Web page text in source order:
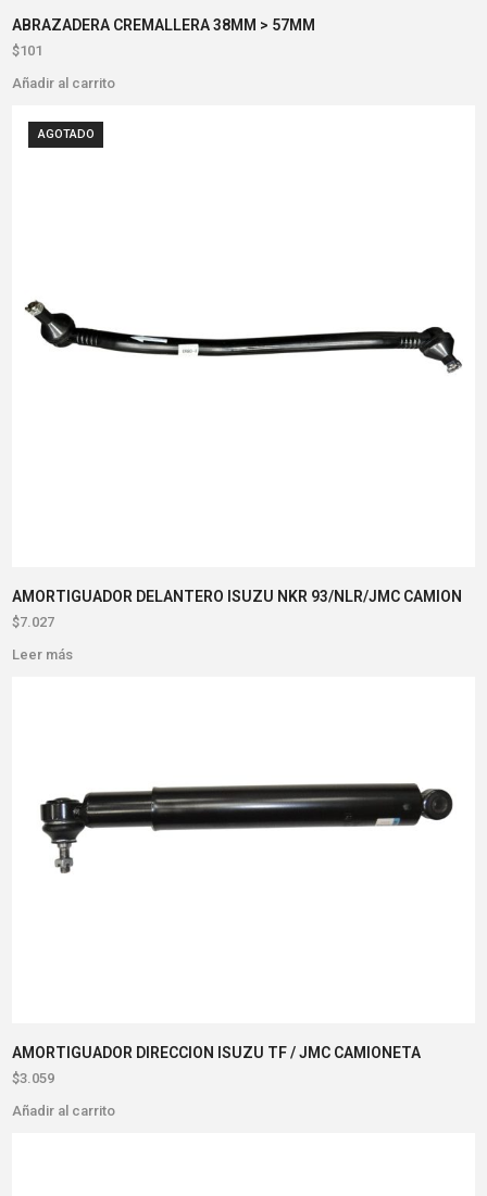
ABRAZADERA CREMALLERA 38MM > 57MM
$101
Añadir al carrito
AGOTADO
AMORTIGUADOR DELANTERO ISUZU NKR 93/NLR/JMC CAMION
$7.027
Leer más
AMORTIGUADOR DIRECCION ISUZU TF / JMC CAMIONETA
$3.059
Añadir al carrito